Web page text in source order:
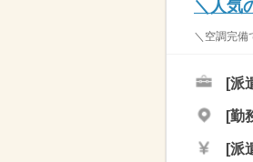
＼人気
＼空調完備
[派
[勤
[派